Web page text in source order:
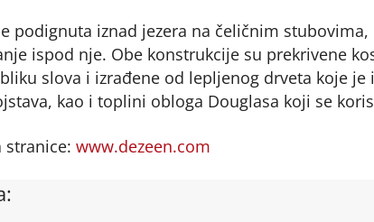
podignuta iznad jezera na čeličnim
ispod nje. Obe konstrukcije su prekrivene
slova i izrađene od lepljenog drveta koje je
kao i toplini obloga Douglasa koji se
stranice: www.dezeen.com